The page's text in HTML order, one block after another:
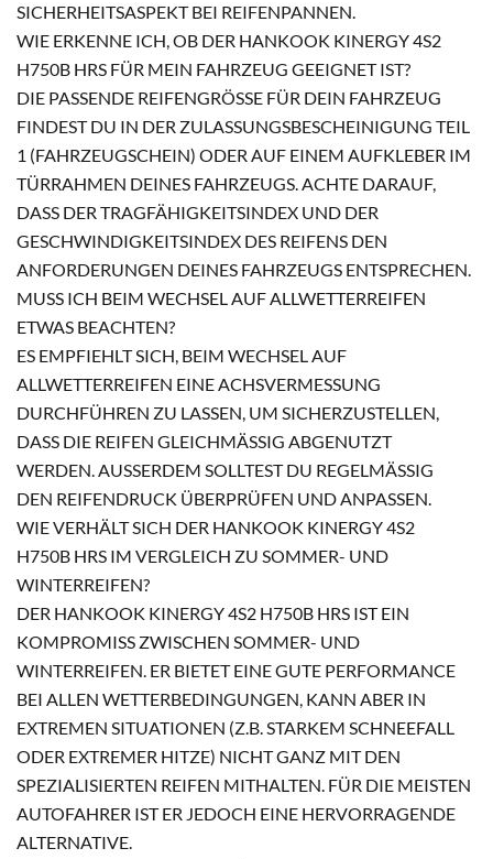
SICHERHEITSASPEKT BEI REIFENPANNEN.
WIE ERKENNE ICH, OB DER HANKOOK KINERGY 4S2
H750B HRS FÜR MEIN FAHRZEUG GEEIGNET IST?
DIE PASSENDE REIFENGRÖSSE FÜR DEIN FAHRZEUG F
INDEST DU IN DER ZULASSUNGSBESCHEINIGUNG TEIL 1
(FAHRZEUGSCHEIN) ODER AUF EINEM AUFKLEBER IM T
ÜRRAHMEN DEINES FAHRZEUGS. ACHTE DARAUF, D
ASS DER TRAGFÄHIGKEITSINDEX UND DER G
ESCHWINDIGKEITSINDEX DES REIFENS DEN A
NFORDERUNGEN DEINES FAHRZEUGS ENTSPRECHEN.
MUSS ICH BEIM WECHSEL AUF ALLWETTERREIFEN
ETWAS BEACHTEN?
ES EMPFIEHLT SICH, BEIM WECHSEL AUF
ALLWETTERREIFEN EINE ACHSVERMESSUNG
DURCHFÜHREN ZU LASSEN, UM SICHERZUSTELLEN,
DASS DIE REIFEN GLEICHMÄSSIG ABGENUTZT W
ERDEN. AUSSERDEM SOLLTEST DU REGELMÄSSIG DEN
REIFENDRUCK ÜBERPRÜFEN UND ANPASSEN.
WIE VERHÄLT SICH DER HANKOOK KINERGY 4S2
H750B HRS IM VERGLEICH ZU SOMMER- UND
WINTERREIFEN?
DER HANKOOK KINERGY 4S2 H750B HRS IST EIN
KOMPROMISS ZWISCHEN SOMMER- UND
WINTERREIFEN. ER BIETET EINE GUTE PERFORMANCE
BEI ALLEN WETTERBEDINGUNGEN, KANN ABER IN
EXTREMEN SITUATIONEN (Z.B. STARKEM SCHNEEFALL
ODER EXTREMER HITZE) NICHT GANZ MIT DEN
SPEZIALISIERTEN REIFEN MITHALTEN. FÜR DIE MEISTEN
AUTOFAHRER IST ER JEDOCH EINE HERVORRAGENDE
ALTERNATIVE.